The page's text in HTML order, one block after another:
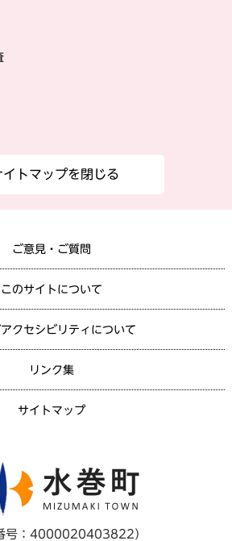
イトマップを閉じる
ご意見・ご質問
このサイトについて
クセシビリティについて
リンク集
サイトマップ
号：4000020403822）